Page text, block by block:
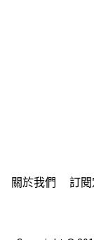
關於我們 訂